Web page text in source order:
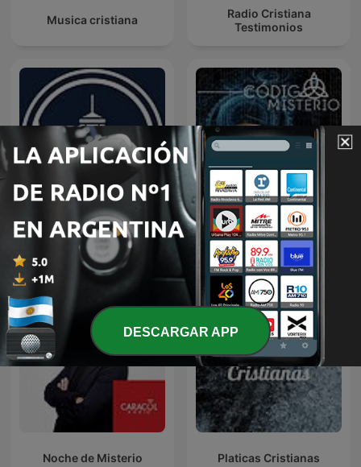
Musica cristiana
Radio Cristiana
Testimonios
Predicaciones Cristianas Código Misterio
Noche de Misterio Platicas Cristianas
DESCARGAR APP